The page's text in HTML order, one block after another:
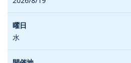
水